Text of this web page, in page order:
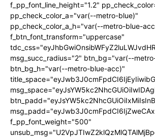
f_pp_font_line_height="1.2"
pp_check_color_a="var(--metro-blue)"
pp_check_color_a_h="var(--metro-blue-
f_btn_font_transform="uppercase"
msg_succ_radius="2" btn_bg="var(--
btn_bg_h="var(--metro-blue-acc)"
f_pp_font_weight="500"